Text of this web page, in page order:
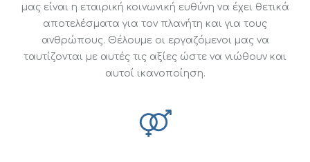
μας είναι η εταιρική κοινωνική ευθύνη να έχει θετικά
αποτελέσματα για τον πλανήτη και για τους
ανθρώπους. Θέλουμε οι εργαζόμενοι μας να
ταυτίζονται με αυτές τις αξίες ώστε να νιώθουν και
αυτοί ικανοποίηση.